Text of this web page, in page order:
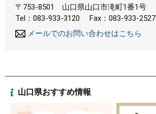
〒753-8501
山口県山口市滝町1番1号
Tel：083-933-3120
Fax：083-933-2527
メールでのお問い合わせはこちら
山口県おすすめ情報